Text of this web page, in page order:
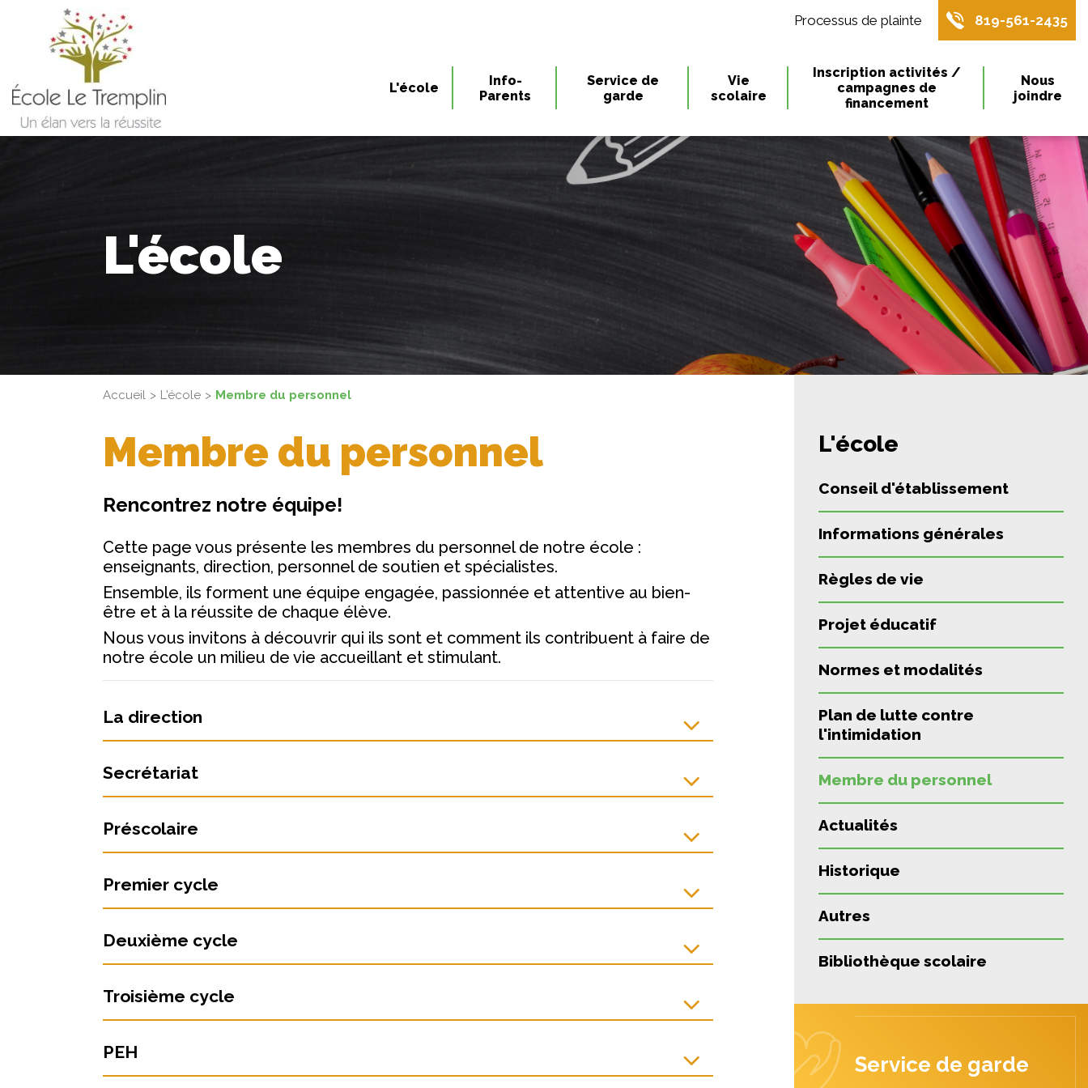
Processus de plainte 819-561-2435
L'école
Info-
Parents
Service de
garde
Vie
scolaire
Inscription activités /
campagnes de
financement
Nous
joindre
L'école
Accueil L'école Membre du personnel
Membre du personnel
Rencontrez notre équipe!
Cette page vous présente les membres du personnel de notre école :
enseignants, direction, personnel de soutien et spécialistes.
Ensemble, ils forment une équipe engagée, passionnée et attentive au bien-
être et à la réussite de chaque élève.
Nous vous invitons à découvrir qui ils sont et comment ils contribuent à faire de
notre école un milieu de vie accueillant et stimulant.
La direction
Secrétariat
Préscolaire
Premier cycle
Deuxième cycle
Troisième cycle
PEH
L'école
Conseil d'établissement
Informations générales
Règles de vie
Projet éducatif
Normes et modalités
Plan de lutte contre
l'intimidation
Membre du personnel
Actualités
Historique
Autres
Bibliothèque scolaire
Service de garde